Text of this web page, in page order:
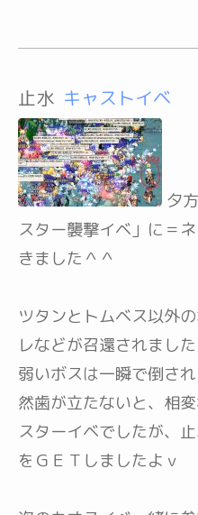
止水 キャストイベ
夕
スター襲撃イベ」に＝
きました＾＾
ツタンとトムベス以外
レなどが召還されました
弱いボスは一瞬で倒さ
然歯が立たないと、相
スターイベでしたが、
をＧＥＴしましたよｖ